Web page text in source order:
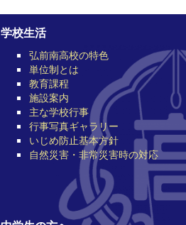
学校生活
弘前南高校の特色
単位制とは
教育課程
施設案内
主な学校行事
行事写真ギャラリー
いじめ防止基本方針
自然災害・非常災害時の対応